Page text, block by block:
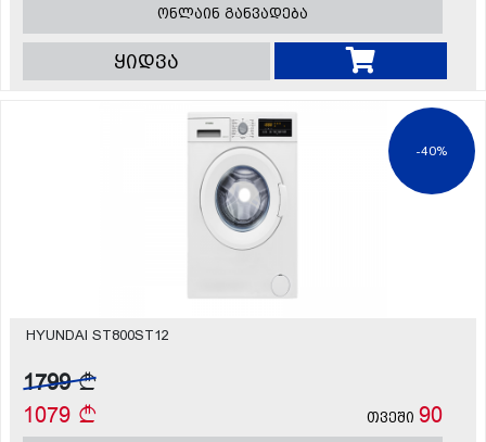
ონლაინ განვადება
ყიდვა
-40%
HYUNDAI ST800ST12
1799
1079
თვეში 90